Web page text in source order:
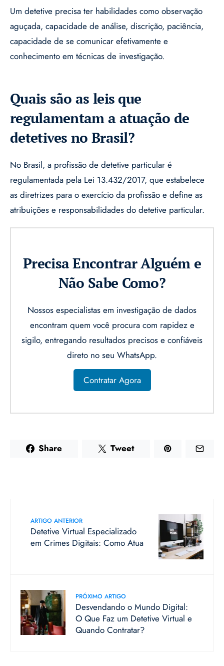
Um detetive precisa ter habilidades como observação
aguçada, capacidade de análise, discrição, paciência,
capacidade de se comunicar efetivamente e
conhecimento em técnicas de investigação.
Quais são as leis que
regulamentam a atuação de
detetives no Brasil?
No Brasil, a profissão de detetive particular é
regulamentada pela Lei 13.432/2017, que estabelece
as diretrizes para o exercício da profissão e define as
atribuições e responsabilidades do detetive particular.
Precisa Encontrar Alguém e
Não Sabe Como?
Nossos especialistas em investigação de dados
encontram quem você procura com rapidez e
sigilo, entregando resultados precisos e confiáveis
direto no seu WhatsApp.
Contratar Agora
Share Tweet
ARTIGO ANTERIOR
Detetive Virtual Especializado
em Crimes Digitais: Como Atua
PRÓXIMO ARTIGO
Desvendando o Mundo Digital:
O Que Faz um Detetive Virtual e
Quando Contratar?